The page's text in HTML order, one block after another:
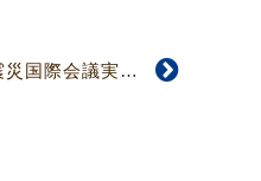
【4771号】東日本大震災国際会議実行委員会 東北学院大学との共催により開催を決定